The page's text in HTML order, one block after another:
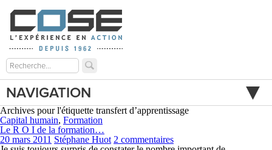
NAVIGATION
Archives pour l'étiquette transfert d’apprentissage
Capital humain, Formation
Le R O I de la formation…
20 mars 2011 Stéphane Huot 2 commentaires